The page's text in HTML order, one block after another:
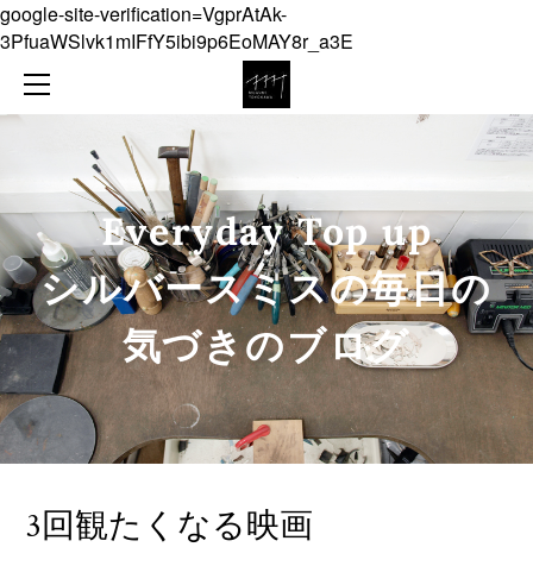
google-site-verification=VgprAtAk-
3PfuaWSlvk1mIFfY5ibi9p6EoMAY8r_a3E
Everyday Top up
​シルバースミスの毎日の
気づきのブログ
3回観たくなる映画
NEWS
ABOUT
COLLECTION
DIARY